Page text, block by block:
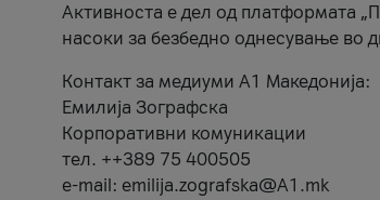
Активноста е дел од платформата
насоки за безбедно однесување во
Контакт за медиуми А1 Македонија:
Емилија Зографска
Корпоративни комуникации
тел. ++389 75 400505
e-mail: emilija.zografska@A1.mk